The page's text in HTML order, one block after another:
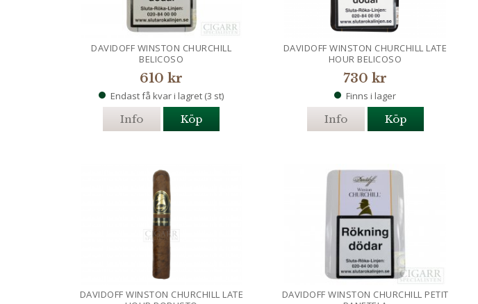
DAVIDOFF WINSTON CHURCHILL
BELICOSO
610 kr
Endast få kvar i lagret (3 st)
Info Köp
DAVIDOFF WINSTON CHURCHILL LATE
HOUR BELICOSO
730 kr
Finns i lager
Info Köp
DAVIDOFF WINSTON CHURCHILL LATE
DAVIDOFF WINSTON CHURCHILL PETIT